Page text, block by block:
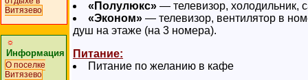
Витязево
☼
Информация
О поселке
Витязево
«Полулюкс» — телевизор, холодильник,
«Эконом» — телевизор, вентилятор в
душ на этаже (на 3 номера).
Питание:
Питание по желанию в кафе